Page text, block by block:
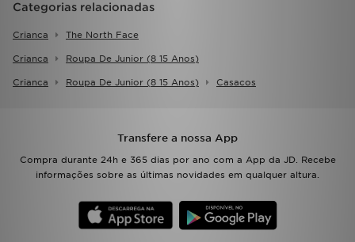
Categorias relacionadas
Crianca The North Face
Crianca Roupa De Junior (8 15 Anos)
Crianca Roupa De Junior (8 15 Anos) Casacos
Transfere a nossa App
Compra durante 24h e 365 dias por ano com a App da JD. Recebe
informações sobre as últimas novidades em qualquer altura.